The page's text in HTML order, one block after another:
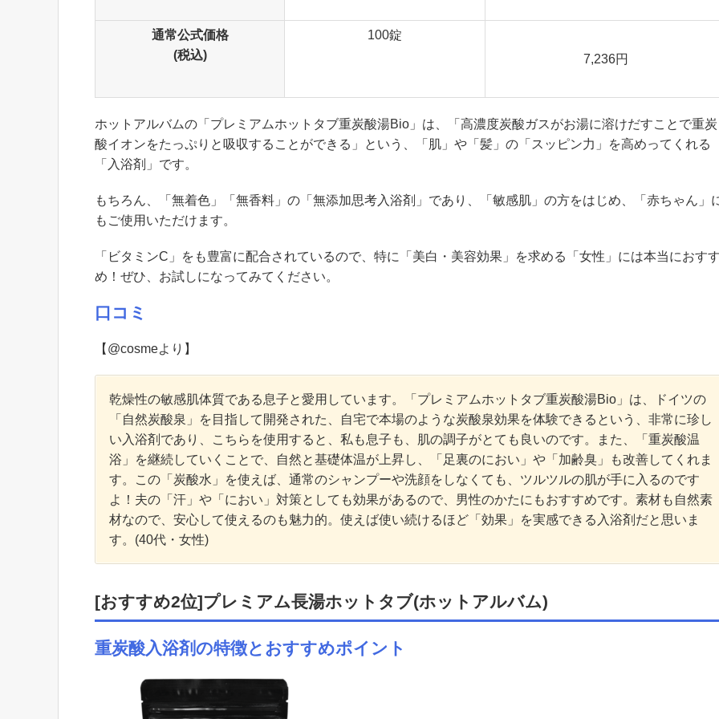
通常公式価格
(税込)
100錠
7,236円
ホットアルバムの「プレミアムホットタブ重炭酸湯Bio」は、「高濃度炭酸ガスがお湯に溶けだすことで重炭
酸イオンをたっぷりと吸収することができる」という、「肌」や「髪」の「スッピン力」を高めってくれる
「入浴剤」です。
もちろん、「無着色」「無香料」の「無添加思考入浴剤」であり、「敏感肌」の方をはじめ、「赤ちゃん」
もご使用いただけます。
「ビタミンC」をも豊富に配合されているので、特に「美白・美容効果」を求める「女性」には本当におす
め！ぜひ、お試しになってみてください。
口コミ
【@cosmeより】
乾燥性の敏感肌体質である息子と愛用しています。「プレミアムホットタブ重炭酸湯Bio」は、ドイツの
「自然炭酸泉」を目指して開発された、自宅で本場のような炭酸泉効果を体験できるという、非常に珍し
い入浴剤であり、こちらを使用すると、私も息子も、肌の調子がとても良いのです。また、「重炭酸温
浴」を継続していくことで、自然と基礎体温が上昇し、「足裏のにおい」や「加齢臭」も改善してくれま
す。この「炭酸水」を使えば、通常のシャンプーや洗顔をしなくても、ツルツルの肌が手に入るのです
よ！夫の「汗」や「におい」対策としても効果があるので、男性のかたにもおすすめです。素材も自然素
材なので、安心して使えるのも魅力的。使えば使い続けるほど「効果」を実感できる入浴剤だと思いま
す。(40代・女性)
[おすすめ2位]プレミアム長湯ホットタブ(ホットアルバム)
重炭酸入浴剤の特徴とおすすめポイント